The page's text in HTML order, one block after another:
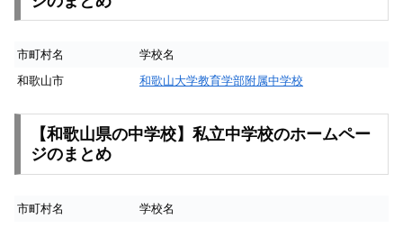
市町村名
学校名
和歌山市
和歌山大学教育学部附属中学校
【和歌山県の中学校】私立中学校のホームペー
ジのまとめ
市町村名 学校名